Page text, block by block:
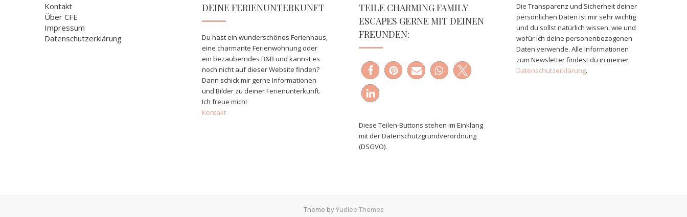
Kontakt
Über CFE
Impressum
Datenschutzerklärung
DEINE FERIENUNTERKUNFT
Du hast ein wunderschönes Ferienhaus,
eine charmante Ferienwohnung oder
ein bezauberndes B&B und kannst es
noch nicht auf dieser Website finden?
Dann schick mir gerne Informationen
und Bilder zu deiner Ferienunterkunft.
Ich freue mich!
Kontakt
TEILE CHARMING FAMILY
ESCAPES GERNE MIT DEINEN
FREUNDEN:
Diese Teilen-Buttons stehen im Einklang
mit der Datenschutzgrundverordnung
(DSGVO).
Die Transparenz und Sicherheit deiner
persönlichen Daten ist mir sehr wichtig
und du sollst natürlich wissen, wie und
wofür ich deine personenbezogenen
Daten verwende. Alle Informationen
zum Newsletter findest du in meiner
Datenschutzerklärung.
Theme byYudlee Themes